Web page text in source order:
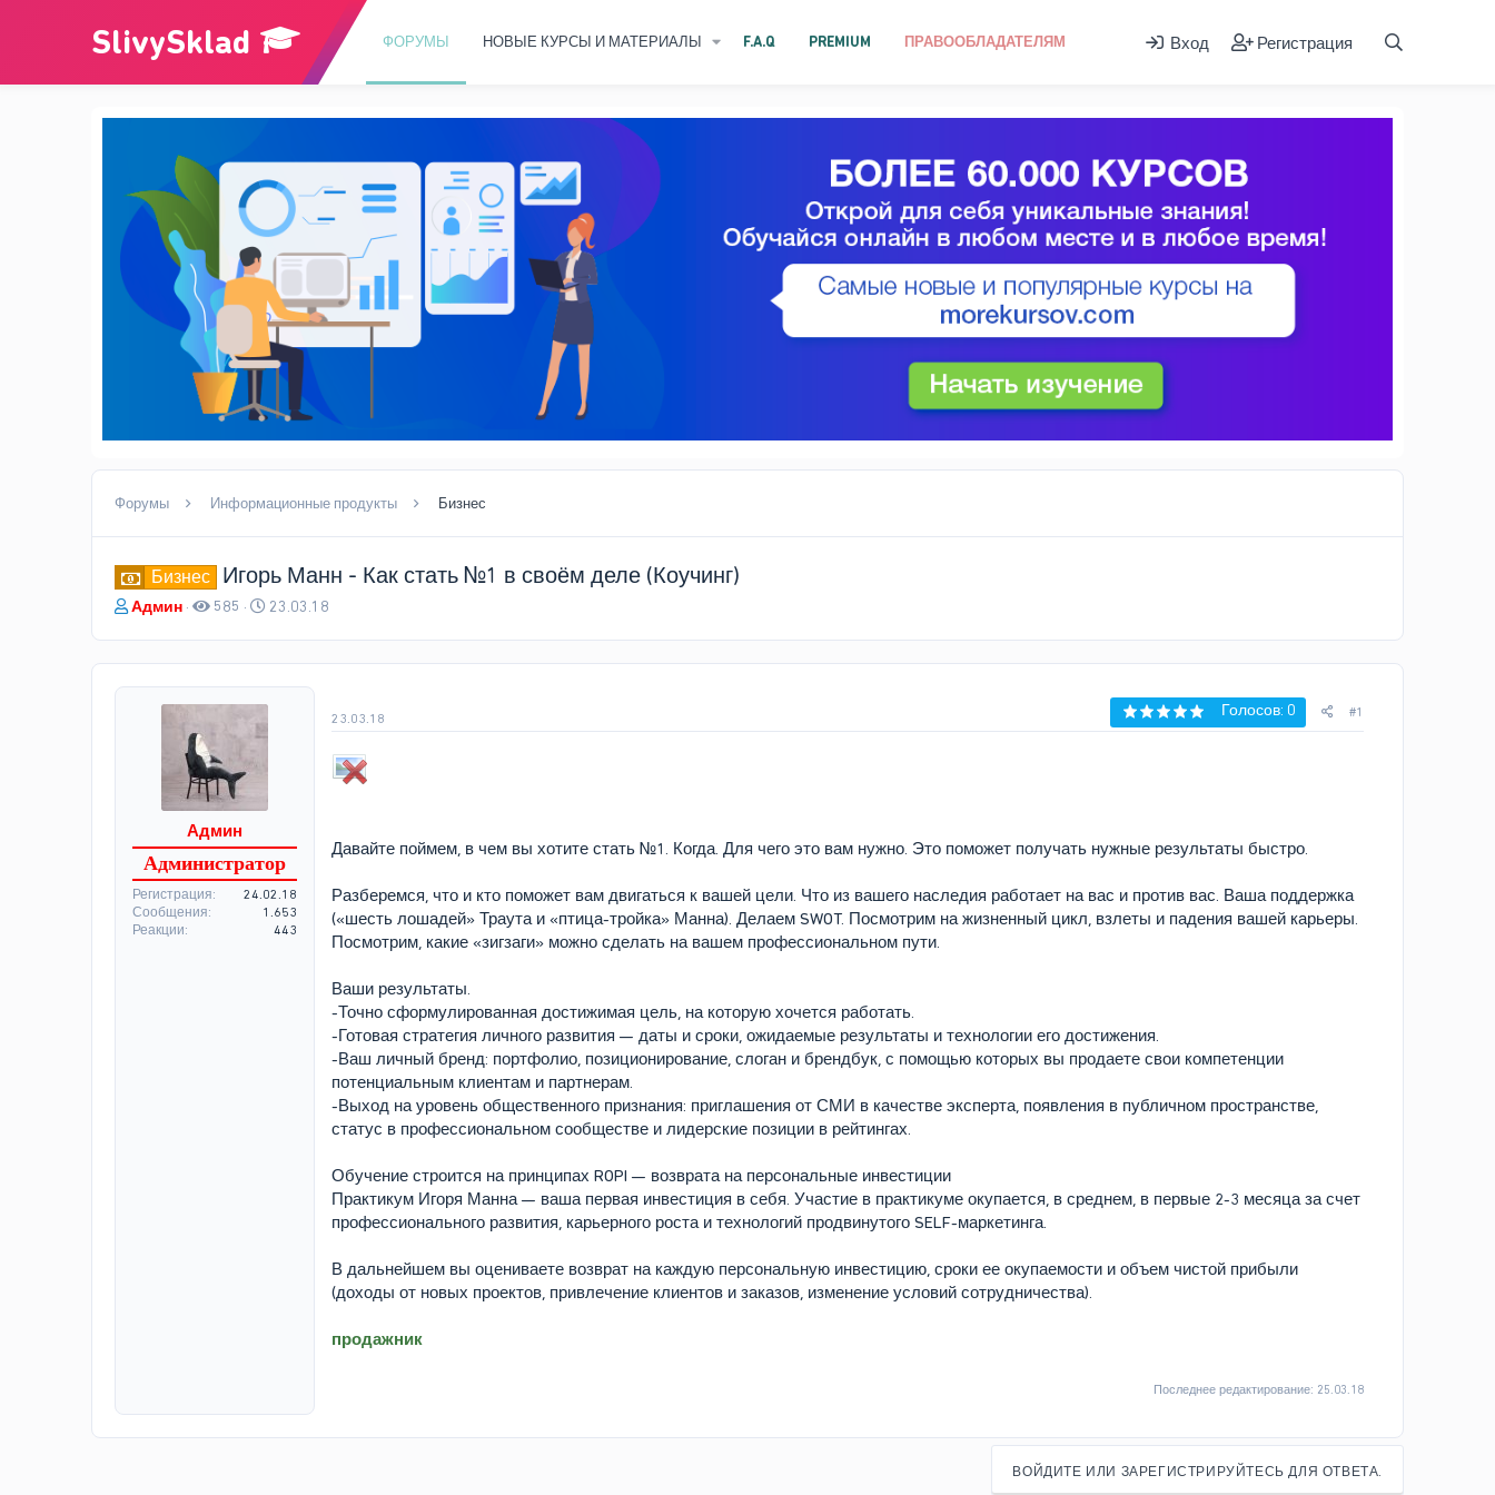
ФОРУМЫ НОВЫЕ КУРСЫ И МАТЕРИАЛЫ F.A.Q PREMIUM ПРАВООБЛАДАТЕЛЯМ Вход Регистрация
Форумы Информационные продукты Бизнес
Бизнес Игорь Манн - Как стать №1 в своём деле (Коучинг)
А
о
р
Админ 585
Д
а
н
23.03.18
Админ
Администратор
Регистрация
24.02.18
Сообщения
1.653
Реакции
443
23.03.18 Голосов: 0 #1
Давайте поймем, в чем вы хотите стать №1. Когда. Для чего это вам нужно. Это поможет получать нужные результаты быстро.
Разберемся, что и кто поможет вам двигаться к вашей цели. Что из вашего наследия работает на вас и против вас. Ваша поддержка
(«шесть лошадей» Траута и «птица-тройка» Манна). Делаем SWOT. Посмотрим на жизненный цикл, взлеты и падения вашей карьеры.
Посмотрим, какие «зигзаги» можно сделать на вашем профессиональном пути.
Ваши результаты.
-Точно сформулированная достижимая цель, на которую хочется работать.
-Готовая стратегия личного развития — даты и сроки, ожидаемые результаты и технологии его достижения.
-Ваш личный бренд: портфолио, позиционирование, слоган и брендбук, с помощью которых вы продаете свои компетенции
потенциальным клиентам и партнерам.
-Выход на уровень общественного признания: приглашения от СМИ в качестве эксперта, появления в публичном пространстве,
статус в профессиональном сообществе и лидерские позиции в рейтингах.
Обучение строится на принципах ROPI — возврата на персональные инвестиции
Практикум Игоря Манна — ваша первая инвестиция в себя. Участие в практикуме окупается, в среднем, в первые 2-3 месяца за счет
профессионального развития, карьерного роста и технологий продвинутого SELF-маркетинга.
В дальнейшем вы оцениваете возврат на каждую персональную инвестицию, сроки ее окупаемости и объем чистой прибыли
(доходы от новых проектов, привлечение клиентов и заказов, изменение условий сотрудничества).
продажник
Последнее редактирование: 25.03.18
ВОЙДИТЕ ИЛИ ЗАРЕГИСТРИРУЙТЕСЬ ДЛЯ ОТВЕТА.